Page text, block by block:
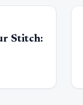
Stitch: